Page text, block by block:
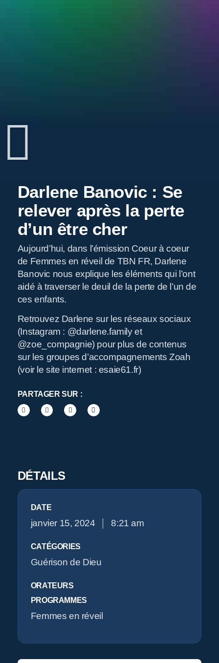
Darlene Banovic : Se
relever après la perte
d’un être cher
Aujourd’hui, dans l’émission Coeur à coeur
de Femmes en réveil de TBN FR, Darlene
Banovic nous explique les éléments qui l’ont
aidé à traverser le deuil de la perte de l’un de
ces enfants.
Retrouvez Darlene sur les réseaux sociaux
(Instagram : @darlene.family et
@zoe_compagnie) pour plus de contenus
sur les groupes d’accompagnements Zoah
(voir le site internet : esaie61.fr)
PARTAGER SUR :
DÉTAILS
DATE
janvier 15, 2024 8:21 am
CATÉGORIES
Guérison de Dieu
ORATEURS
PROGRAMMES
Femmes en réveil